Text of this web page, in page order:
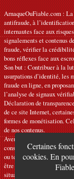
Certaines
cookies. En
ArnaqueOuFiable.com :
antifraude, à
internautes face aux
signalements et contenus
fraude, vérifier la crédibilité
bons réflexes face aux
Son but : Contribuer à la
usurpations d’identité, les
fraude en ligne, en
l’analyse de signaux
Déclaration de
de ce site Internet,
formes de monétisation.
de nos contenus.
Avertissements : Nos
constituent ni des
ou techniques
être vérifiées auprès des
situation. Nous déclinons